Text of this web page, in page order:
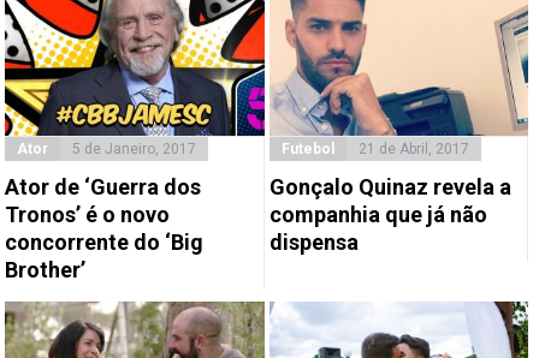
Ator 5 de Janeiro, 2017
Ator de ‘Guerra dos
Tronos’ é o novo
concorrente do ‘Big
Brother’
Futebol 21 de Abril, 2017
Gonçalo Quinaz revela a
companhia que já não
dispensa